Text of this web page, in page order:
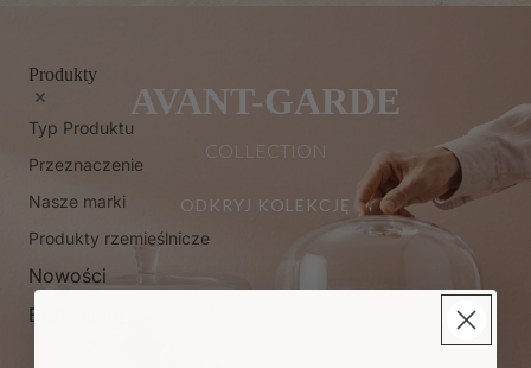
Produkty
Typ Produktu
Przeznaczenie
Nasze marki
Produkty rzemieślnicze
Nowości
Bestsellery
AVANT-GARDE
COLLECTION
ODKRYJ KOLEKCJĘ